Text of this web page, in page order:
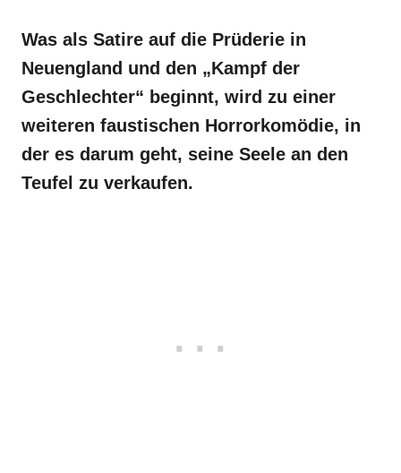
Was als Satire auf die Prüderie in
Neuengland und den „Kampf der
Geschlechter“ beginnt, wird zu einer
weiteren faustischen Horrorkomödie, in
der es darum geht, seine Seele an den
Teufel zu verkaufen.